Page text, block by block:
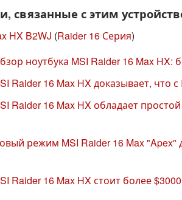
связанные с этим
HX B2WJ (Raider 16 Серия)
ноутбука MSI Raider 16 Max HX:
Raider 16 Max HX доказывает, что
Raider 16 Max HX обладает
режим MSI Raider 16 Max
Raider 16 Max HX стоит более